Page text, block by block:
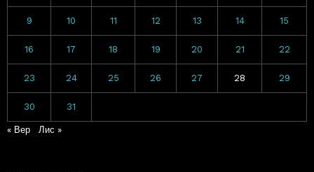
9 10 11 12 13 14 15
16 17 18 19 20 21 22
23 24 25 26 27 28 29
30 31
« Вер Лис »